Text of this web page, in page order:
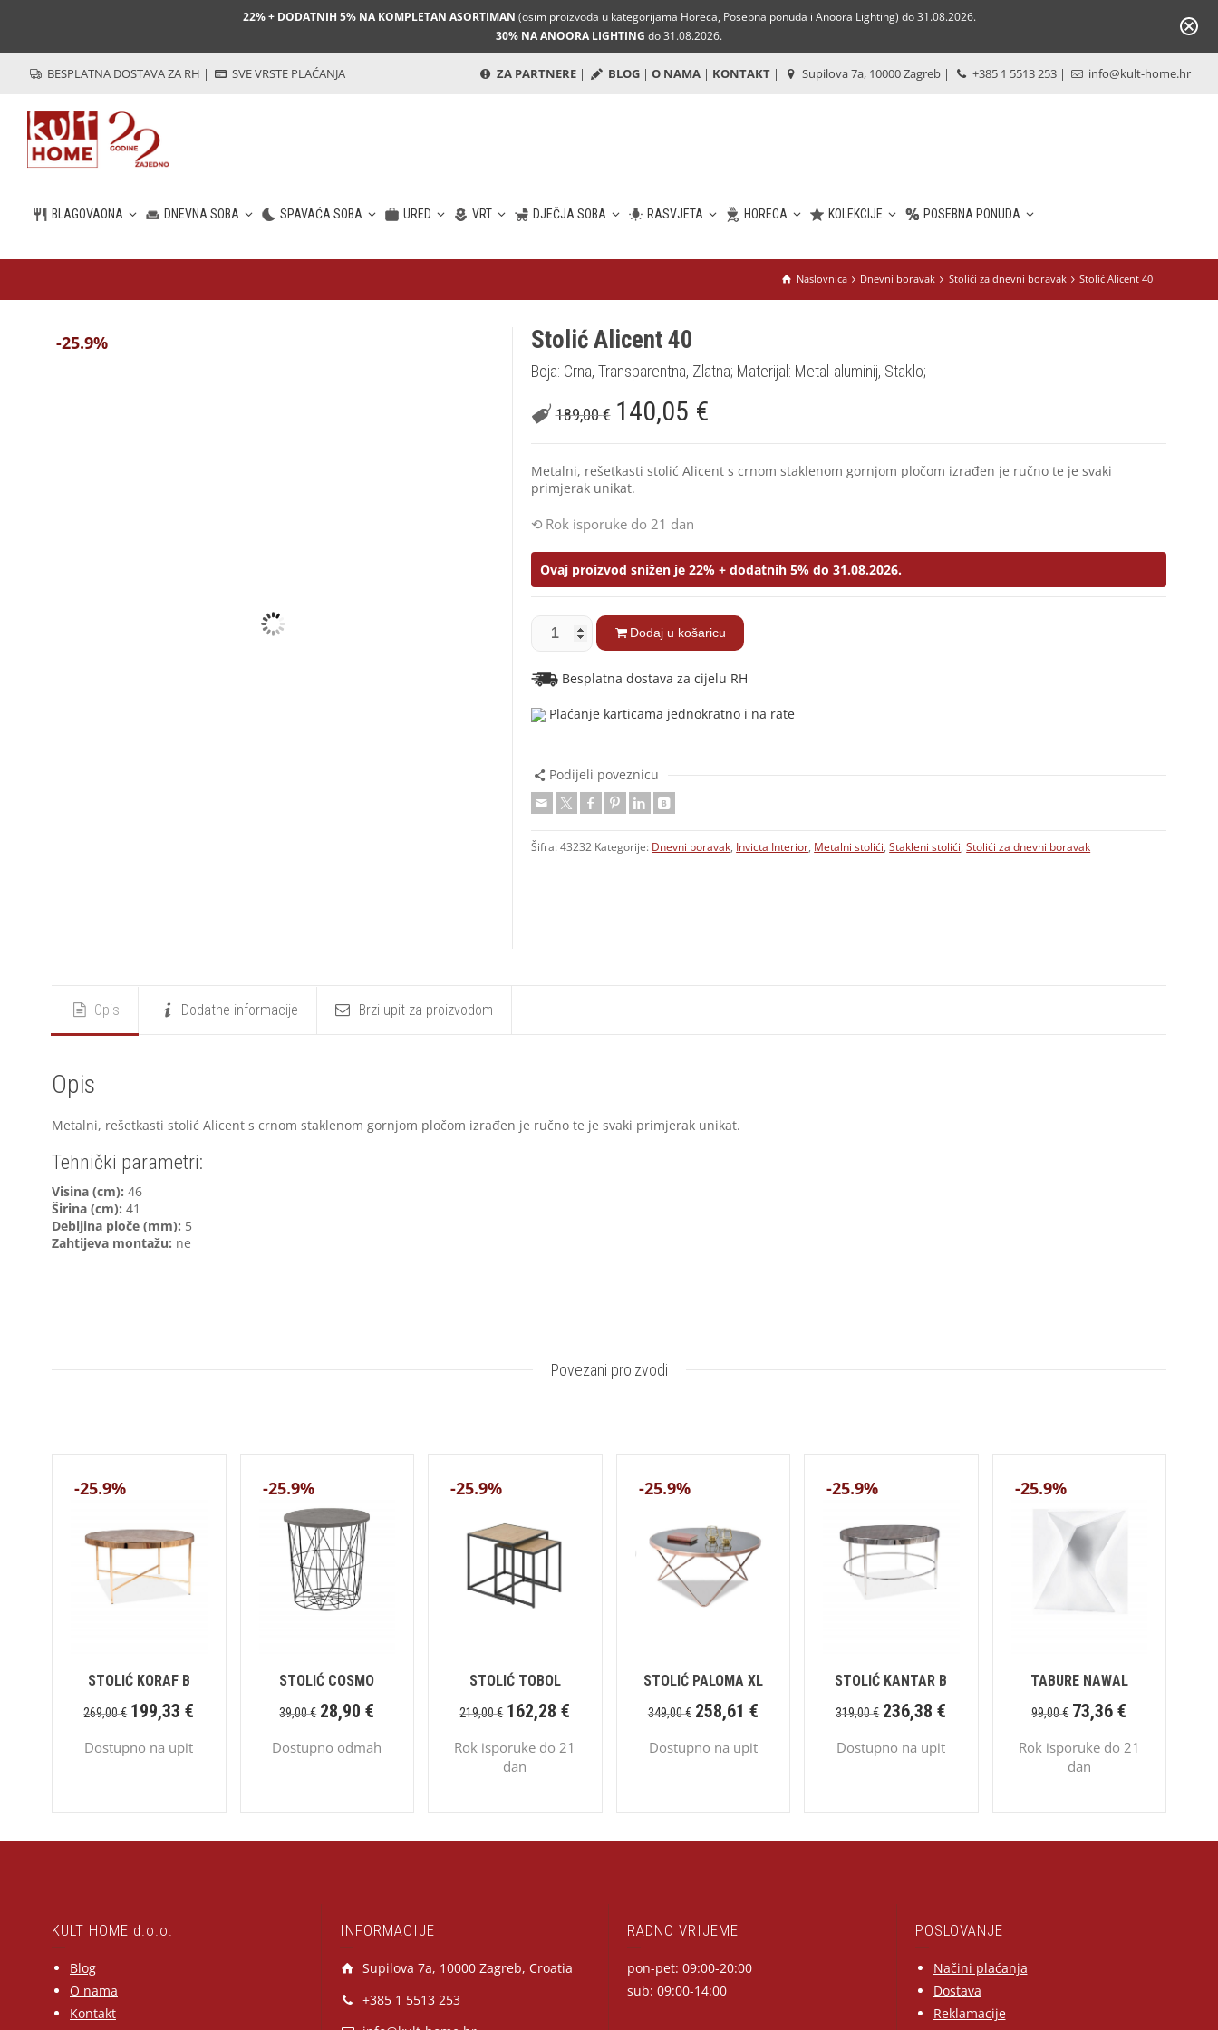
22% + DODATNIH 5% NA KOMPLETAN ASORTIMAN (osim proizvoda u kategorijama Horeca, Posebna ponuda i Anoora Lighting) do 31.08.2026.
30% NA ANOORA LIGHTING do 31.08.2026.
BESPLATNA DOSTAVA ZA RH | SVE VRSTE PLAĆANJA ZA PARTNERE | BLOG | O NAMA | KONTAKT | Supilova 7a, 10000 Zagreb | +385 1 5513 253 | info@kult-home.hr
BLAGOVAONA DNEVNA SOBA SPAVAĆA SOBA URED VRT DJEČJA SOBA RASVJETA HORECA KOLEKCIJE POSEBNA PONUDA
HR
Naslovnica Dnevni boravak Stolići za dnevni boravak Stolić Alicent 40
-25.9% Stolić Alicent 40
Boja: Crna, Transparentna, Zlatna; Materijal: Metal-aluminij, Staklo;
189,00€ 140,05 €
Metalni, rešetkasti stolić Alicent s crnom staklenom gornjom pločom izrađen je ručno te je svaki
primjerak unikat.
Rok isporuke do 21 dan
Ovaj proizvod snižen je 22% + dodatnih 5% do 31.08.2026.
Dodaj u košaricu
Besplatna dostava za cijelu RH
Plaćanje karticama jednokratno i na rate
Podijeli poveznicu
Šifra:43232 Kategorije: Dnevni boravak, Invicta Interior, Metalni stolići,Stakleni stolići,Stolići za dnevni boravak
Opis Dodatne informacije Brzi upit za proizvodom
Opis
Metalni, rešetkasti stolić Alicent s crnom staklenom gornjom pločom izrađen je ručno te je svaki primjerak unikat.
Tehnički parametri:
Visina (cm): 46
Širina (cm): 41
Debljina ploče (mm): 5
Zahtijeva montažu: ne
Povezani proizvodi
-25.9%
STOLIĆ KORAF B
269,00€ 199,33€
Dostupno na upit
-25.9%
STOLIĆ COSMO
39,00€ 28,90€
Dostupno odmah
-25.9%
STOLIĆ TOBOL
219,00€ 162,28€
Rok isporuke do 21
dan
-25.9%
STOLIĆ PALOMA XL
349,00€ 258,61 €
Dostupno na upit
-25.9%
STOLIĆ KANTAR B
319,00€ 236,38€
Dostupno na upit
-25.9%
TABURE NAWAL
99,00€ 73,36€
Rok isporuke do 21
dan
KULT HOME d.o.o.
Blog
O nama
Kontakt
INFORMACIJE
Supilova 7a, 10000 Zagreb, Croatia
+385 1 5513 253
RADNO VRIJEME
pon-pet: 09:00-20:00
sub: 09:00-14:00
POSLOVANJE
Načini plaćanja
Dostava
Reklamacije